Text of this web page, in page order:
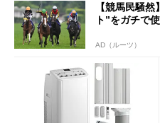
【競馬民騒
ト”をガチで
AD（ルーツ）